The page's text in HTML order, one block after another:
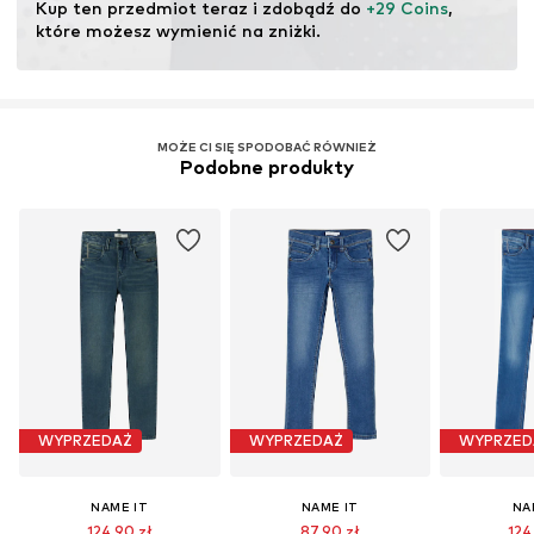
Kup ten przedmiot teraz i zdobądź do +29 Coins,
które możesz wymienić na zniżki.
MOŻE CI SIĘ SPODOBAĆ RÓWNIEŻ
Podobne produkty
WYPRZEDAŻ
NAME IT
WYPRZEDAŻ
NAME IT